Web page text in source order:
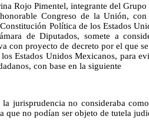
Rojo Pimentel, integrante del
Congreso de la Unión,
Política de los Estados
de Diputados, somete a
con proyecto de decreto por el que
Estados Unidos Mexicanos, para
con base en la siguiente
jurisprudencia no consideraba
que no podían ser objeto de tutela